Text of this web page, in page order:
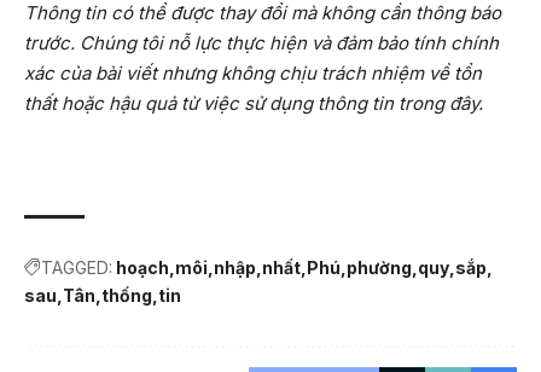
Thông tin có thể được thay đổi mà không cần thông báo
trước. Chúng tôi nỗ lực thực hiện và đảm bảo tính chính
xác của bài viết nhưng không chịu trách nhiệm về tổn
thất hoặc hậu quả từ việc sử dụng thông tin trong đây.
TAGGED: hoạch môi nhập nhất Phú phường quy sắp
sau Tân thống tin